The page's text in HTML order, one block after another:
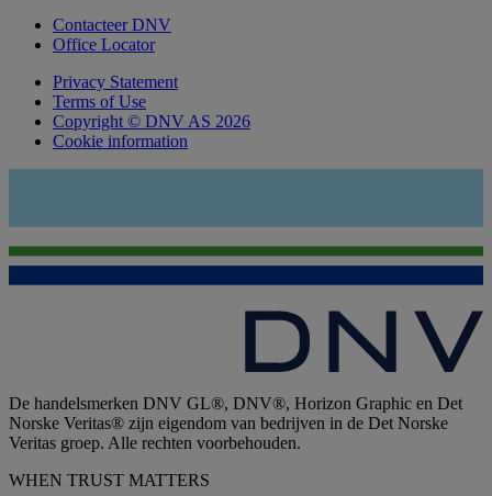
Contacteer DNV
Office Locator
Privacy Statement
Terms of Use
Copyright © DNV AS 2026
Cookie information
De handelsmerken DNV GL®, DNV®, Horizon Graphic en Det
Norske Veritas® zijn eigendom van bedrijven in de Det Norske
Veritas groep. Alle rechten voorbehouden.
WHEN TRUST MATTERS